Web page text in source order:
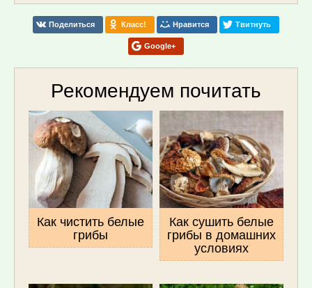
Поделиться Класс! Нравится Твитнуть
Google+
Рекомендуем почитать
Как чистить белые
грибы
Как сушить белые
грибы в домашних
условиях